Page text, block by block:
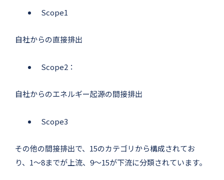
Scope1
自社からの直接排出
Scope2：
自社からのエネルギー起源の間接排出
Scope3
その他の間接排出で、15のカテゴリから構成されてお
り、1〜8までが上流、9〜15が下流に分類されています。